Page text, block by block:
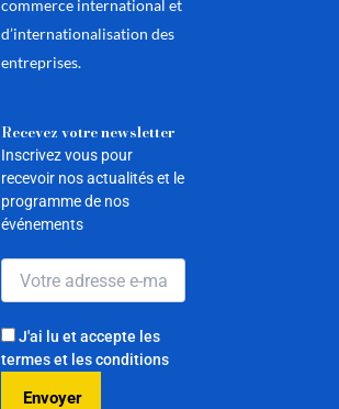
commerce international et
d’internationalisation des
entreprises.
Recevez votre newsletter
Inscrivez vous pour
recevoir nos actualités et le
programme de nos
événements
J'ai lu et accepte les
termes et les conditions